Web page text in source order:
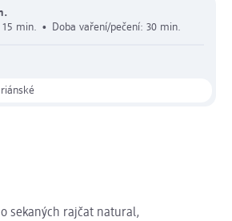
15 min. • Doba vaření/pečení: 30 min.
sekaných rajčat natural,